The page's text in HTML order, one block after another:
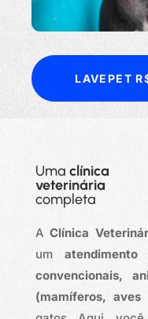
LAVEPET
Uma clínica
veterinária
completa
AClínica
um
convencionais,
(mamíferos,